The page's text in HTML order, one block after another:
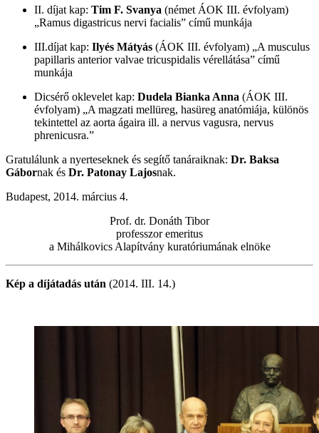
II. díjat kap: Tim F. Svanya (német ÁOK III. évfolyam)
„Ramus digastricus nervi facialis” című munkája
III.díjat kap: Ilyés Mátyás (ÁOK III. évfolyam) „A musculus
papillaris anterior valvae tricuspidalis vérellátása” című
munkája
Dicsérő oklevelet kap: Dudela Bianka Anna (ÁOK III.
évfolyam) „A magzati mellüreg, hasüreg anatómiája, különös
tekintettel az aorta ágaira ill. a nervus vagusra, nervus
phrenicusra.”
Gratulálunk a nyerteseknek és segítő tanáraiknak: Dr. Baksa
Gábornak és Dr. Patonay Lajosnak.
Budapest, 2014. március 4.
Prof. dr. Donáth Tibor
professzor emeritus
a Mihálkovics Alapítvány kuratóriumának elnöke
Kép a díjátadás után (2014. III. 14.)